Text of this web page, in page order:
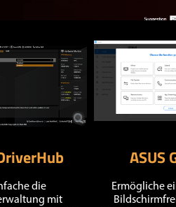
die
mit
ASUS
Ermögliche